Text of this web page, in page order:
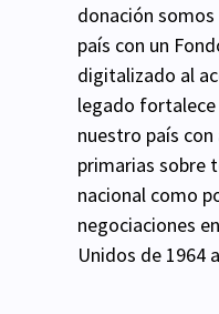
donación
país con un
digitalizado al
legado
nuestro país con
primarias sobre
nacional como
negociaciones
Unidos de 1964